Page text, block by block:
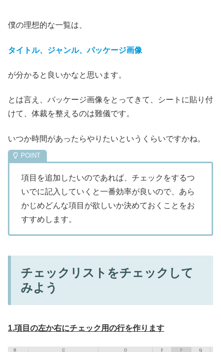
僕の理想的な一覧は、
タイトル、ジャンル、パッケージ画像
が分かると良いかなと思います。
とは言え、パッケージ画像をとってきて、シートに貼り付
けて、体裁を整えるのは難儀です。
いつか時間があったらやりたいというくらいですかね。
項目を追加したいのであれば、チェックをするつ
いでに記入していくと一番効率が良いので、あら
かじめどんな項目が欲しいか決めておくことをお
すすめします。
チェックリストをチェックして
みよう
1.項目の左か右にチェック用の行を作ります